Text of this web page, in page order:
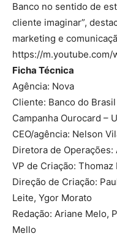
Banco no sentido de
cliente imaginar”,
marketing e
https://m.youtube.com/
Ficha Técnica
Agência: Nova
Cliente: Banco do Brasil
Campanha Ourocard –
CEO/agência: Nelson
Diretora de Operações:
VP de Criação:
Direção de Criação:
Leite, Ygor Morato
Redação: Ariane Melo,
Mello